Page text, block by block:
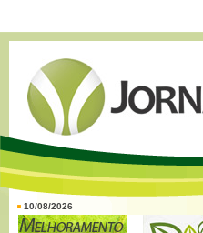
10/08/2026